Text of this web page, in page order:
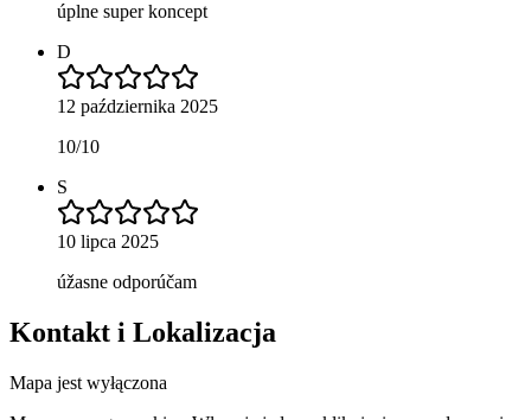
úplne super koncept
D
12 października 2025
10/10
S
10 lipca 2025
úžasne odporúčam
Kontakt i Lokalizacja
Mapa jest wyłączona